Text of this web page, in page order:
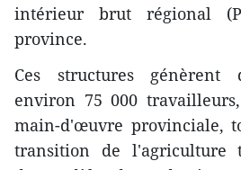
intérieur brut régional
province.
Ces structures
environ 75 000
main-d'œuvre provinciale,
transition de l'agriculture